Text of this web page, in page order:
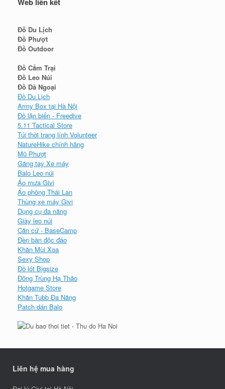
Đồ Du Lịch
Đồ Phượt
Đồ Outdoor
Đồ Cắm Trại
Đồ Leo Núi
Đồ Dã Ngoại
Đồ Du Lịch
Army Box tại Hà Nội
Đồ lặn biển - Freedive
5.11 Tactical Store
Túi thời trang lính Volunteer
NatureHike chính hãng
Mũ Phượt
Găng tay Xe máy
Balo Leo núi
Áo mưa Givi
Áo phông Thái Lan
Thùng xe máy Givi
Dụng cụ đa năng
Giày leo núi
Căn cứ - BaseCamp
Đèn bàn độc đáo
Khăn Mùi Xoa
Sexy Shop
Đồ lót Bigsize
Đông Trùng Hạ Thảo
Hotgame Store
Khăn Tubb Đa Năng
Patch dán Balo
Liên hệ mua hàng